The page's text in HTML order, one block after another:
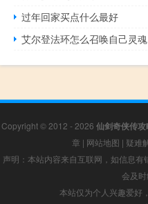
过年回家买点什么最好
艾尔登法环怎么召唤自己灵魂
Copyright © 2012 - 2026 仙剑奇侠传攻
章 | 网站地图 | 疑难
声明：本站内容来自互联网，如信息
会及
本站仅为个人兴趣爱好